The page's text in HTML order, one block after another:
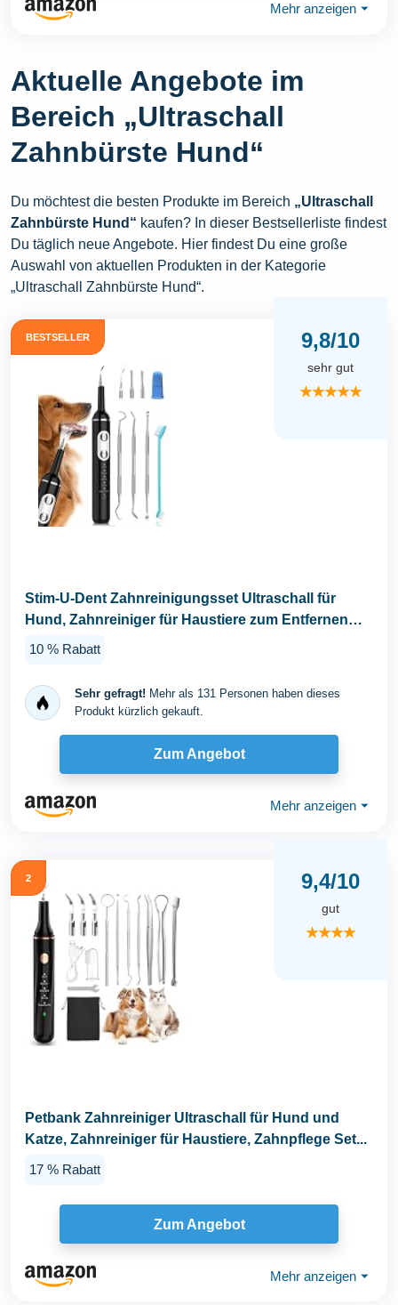
Mehr anzeigen ⏷
Aktuelle Angebote im
Bereich „Ultraschall
Zahnbürste Hund“
Du möchtest die besten Produkte im Bereich „Ultraschall
Zahnbürste Hund“ kaufen? In dieser Bestsellerliste findest
Du täglich neue Angebote. Hier findest Du eine große
Auswahl von aktuellen Produkten in der Kategorie
„Ultraschall Zahnbürste Hund“.
BESTSELLER 9,8/10
sehr gut
★★★★★
Stim-U-Dent Zahnreinigungsset Ultraschall für
Hund, Zahnreiniger für Haustiere zum Entfernen
von...
10 % Rabatt
Sehr gefragt! Mehr als 131 Personen haben dieses
Produkt kürzlich gekauft.
Zum Angebot
Mehr anzeigen ⏷
2 9,4/10
gut
★★★★
Petbank Zahnreiniger Ultraschall für Hund und
Katze, Zahnreiniger für Haustiere, Zahnpflege Set...
17 % Rabatt
Zum Angebot
Mehr anzeigen ⏷